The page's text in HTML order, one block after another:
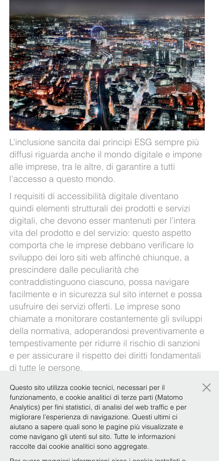
L’inclusione sancita dai principi ESG sempre più
diffusi riguarda anche il mondo digitale e impone
alle imprese, tra le altre, di garantire a tutti
l’accesso a questo mondo.
I requisiti di accessibilità digitale diventano
quindi elementi strutturali dei prodotti e servizi
digitali, che devono esser mantenuti per l’intera
vita del prodotto e del servizio: questo aspetto
comporta che le imprese debbano verificare lo
sviluppo dei loro siti web affinché chiunque, a
prescindere dalle peculiarità che
contraddistinguono ciascuno, possa navigare
facilmente e in sicurezza sul sito internet e possa
usufruire dei servizi offerti. Le imprese sono
chiamate a monitorare costantemente gli sviluppi
della normativa, adoperandosi preventivamente e
tempestivamente per ridurre il rischio di sanzioni
e per assicurare il rispetto dei diritti fondamentali
di tutte le persone.
Quali sono i principali temi da presidiare?
Il nostroFocus Team Innovazione e
Trasformazione digitaleripercorre l’evoluzione
della disciplina dalla c.d. “Legge Stanca” al c.d.
“European Accessibility Act” nel documento
disponibilequi.
Questo sito utilizza cookie tecnici, necessari per il
funzionamento, e cookie analitici di terze parti (Matomo
Analytics) per fini statistici, di analisi del web traffic e per
migliorare l’esperienza di navigazione. Questi ultimi ci
aiutano a sapere quali sono le pagine più visualizzate e
come navigano gli utenti sul sito. Tutte le informazioni
raccolte dai cookie analitici sono aggregate.
×